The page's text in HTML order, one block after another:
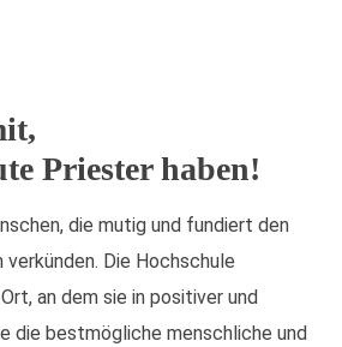
Priester haben!
die mutig und fundiert den
Die Hochschule
an dem sie in positiver und
die bestmögliche menschliche und